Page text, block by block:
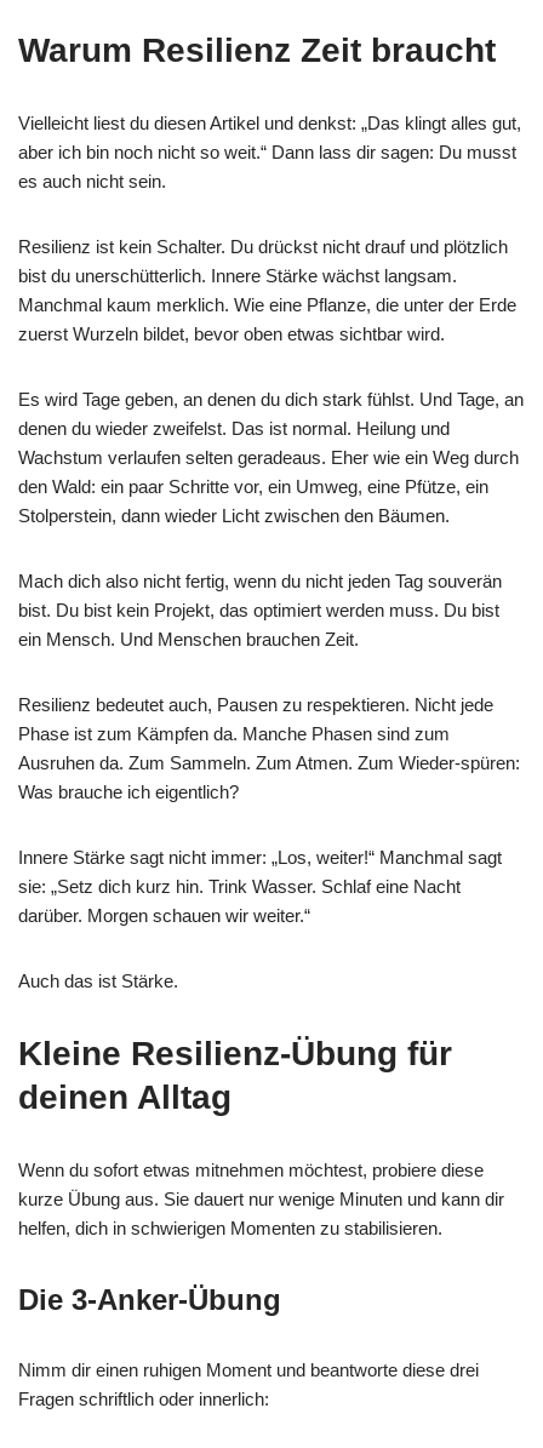
Warum Resilienz Zeit braucht
Vielleicht liest du diesen Artikel und denkst: „Das klingt alles gut,
aber ich bin noch nicht so weit.“ Dann lass dir sagen: Du musst
es auch nicht sein.
Resilienz ist kein Schalter. Du drückst nicht drauf und plötzlich
bist du unerschütterlich. Innere Stärke wächst langsam.
Manchmal kaum merklich. Wie eine Pflanze, die unter der Erde
zuerst Wurzeln bildet, bevor oben etwas sichtbar wird.
Es wird Tage geben, an denen du dich stark fühlst. Und Tage, an
denen du wieder zweifelst. Das ist normal. Heilung und
Wachstum verlaufen selten geradeaus. Eher wie ein Weg durch
den Wald: ein paar Schritte vor, ein Umweg, eine Pfütze, ein
Stolperstein, dann wieder Licht zwischen den Bäumen.
Mach dich also nicht fertig, wenn du nicht jeden Tag souverän
bist. Du bist kein Projekt, das optimiert werden muss. Du bist
ein Mensch. Und Menschen brauchen Zeit.
Resilienz bedeutet auch, Pausen zu respektieren. Nicht jede
Phase ist zum Kämpfen da. Manche Phasen sind zum
Ausruhen da. Zum Sammeln. Zum Atmen. Zum Wieder-spüren:
Was brauche ich eigentlich?
Innere Stärke sagt nicht immer: „Los, weiter!“ Manchmal sagt
sie: „Setz dich kurz hin. Trink Wasser. Schlaf eine Nacht
darüber. Morgen schauen wir weiter.“
Auch das ist Stärke.
Kleine Resilienz-Übung für
deinen Alltag
Wenn du sofort etwas mitnehmen möchtest, probiere diese
kurze Übung aus. Sie dauert nur wenige Minuten und kann dir
helfen, dich in schwierigen Momenten zu stabilisieren.
Die 3-Anker-Übung
Nimm dir einen ruhigen Moment und beantworte diese drei
Fragen schriftlich oder innerlich: